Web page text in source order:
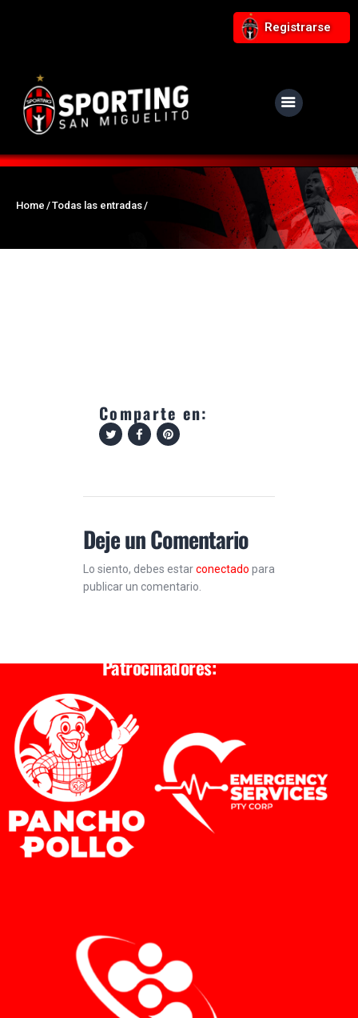
Registrarse
Home Todas las entradas
NUESTRO CLUB
Noticias
Responsabilidad Social
Tiendita Rojinegra
Comparte en:
Deje un Comentario
Lo siento, debes estarconectado para
publicar un comentario.
Patrocinadores: